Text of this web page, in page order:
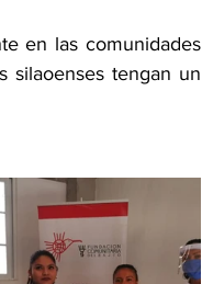
en las comunidades
silaoenses tengan un